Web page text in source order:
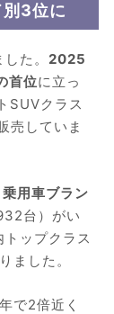
3位に
た。 2025
首位に立っ
SUVクラス
売していま
用車ブラン
台）がい
ップクラス
ました。
で2倍近く